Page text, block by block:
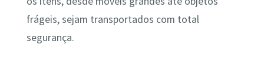
frágeis, sejam transportados com total
segurança.